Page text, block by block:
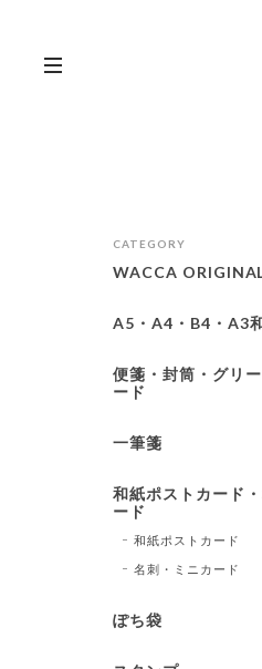
CATEGORY
WACCA
A5・A4・B4・A3
便箋・封筒・グリ
ード
一筆箋
和紙ポストカード
ード
和紙ポストカード
名刺・ミニカード
ぽち袋